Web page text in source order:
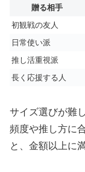
贈る相手
初観戦の友人
日常使い派
推し活重視派
長く応援する人
サイズ選びが難
頻度や推し方に
と、金額以上に